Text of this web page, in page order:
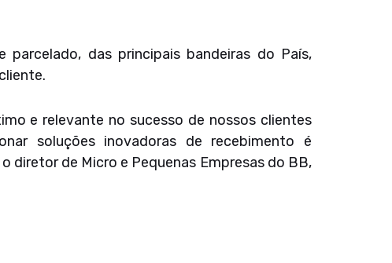
das principais bandeiras do País,
e relevante no sucesso de nossos clientes
soluções inovadoras de recebimento é
diretor de Micro e Pequenas Empresas do BB,